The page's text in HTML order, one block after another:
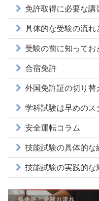
免許取得に必要な講
具体的な受験の流れ
受験の前に知ってお
合宿免許
外国免許証の切り替
学科試験は早めのス
安全運転コラム
技能試験の具体的な
技能試験の実践的な